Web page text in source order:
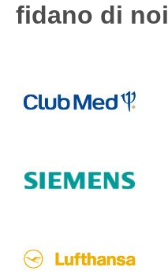
fidano di noi